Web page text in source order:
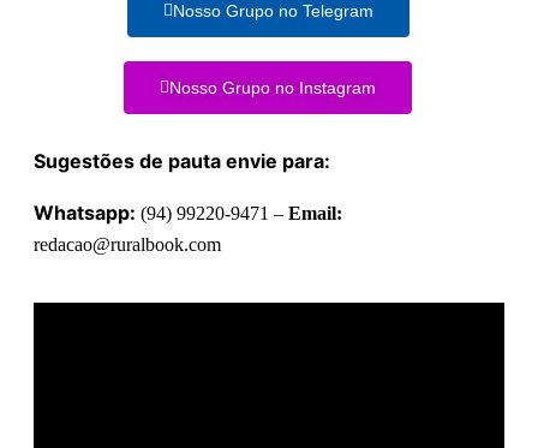
Nosso Grupo no Telegram
Nosso Grupo no Instagram
Sugestões de pauta envie para:
Whatsapp: (94) 99220-9471 – Email:
redacao@ruralbook.com